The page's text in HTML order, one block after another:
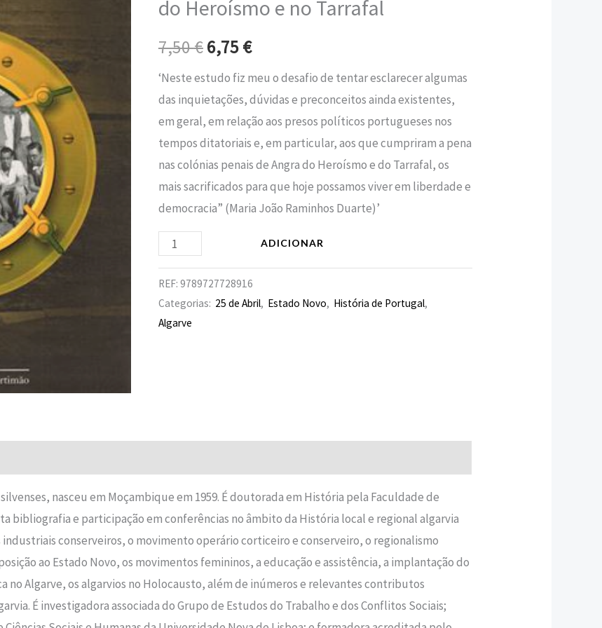
do Heroísmo e no Tarrafal
7,50€
era:
7,50 €.
6,75€
é:
6,75 €.
‘Neste estudo fiz meu o desafio de tentar esclarecer algumas
das inquietações, dúvidas e preconceitos ainda existentes,
em geral, em relação aos presos políticos portugueses nos
tempos ditatoriais e, em particular, aos que cumpriram a pena
nas colónias penais de Angra do Heroísmo e do Tarrafal, os
mais sacrificados para que hoje possamos viver em liberdade e
democracia” (Maria João Raminhos Duarte)’
Em
do
Heroísmo
e
no
Tarrafal
ADICIONAR
REF: 9789727728916
Categorias: 25 de Abril, Estado Novo, História de Portugal,
Algarve
nasceu em Moçambique em 1959. É doutorada em História pela Faculdade de
bibliografia e participação em conferências no âmbito da História local e regional algarvia
conserveiros, o movimento operário corticeiro e conserveiro, o regionalismo
ao Estado Novo, os movimentos femininos, a educação e assistência, a implantação do
no Algarve, os algarvios no Holocausto, além de inúmeros e relevantes contributos
É investigadora associada do Grupo de Estudos do Trabalho e dos Conflitos Sociais;